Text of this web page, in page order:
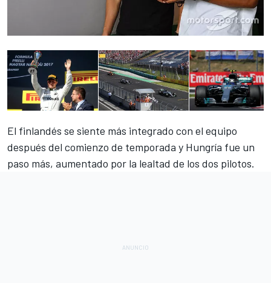
El finlandés se siente más integrado con el equipo
después del comienzo de temporada y Hungría fue un
paso más, aumentado por la lealtad de los dos pilotos.